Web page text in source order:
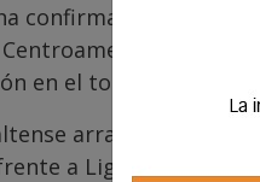
confirmado
en el torneo regional.
arrancará su
a Liga Deportiva